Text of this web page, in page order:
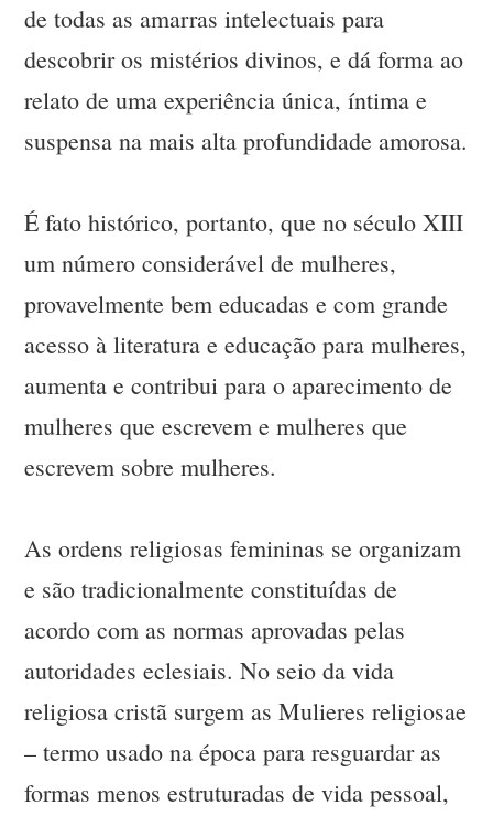
de todas as amarras intelectuais para
descobrir os mistérios divinos, e dá forma ao
relato de uma experiência única, íntima e
suspensa na mais alta profundidade amorosa.
É fato histórico, portanto, que no século XIII
um número considerável de mulheres,
provavelmente bem educadas e com grande
acesso à literatura e educação para mulheres,
aumenta e contribui para o aparecimento de
mulheres que escrevem e mulheres que
escrevem sobre mulheres.
As ordens religiosas femininas se organizam
e são tradicionalmente constituídas de
acordo com as normas aprovadas pelas
autoridades eclesiais. No seio da vida
religiosa cristã surgem as Mulieres religiosae
– termo usado na época para resguardar as
formas menos estruturadas de vida pessoal,